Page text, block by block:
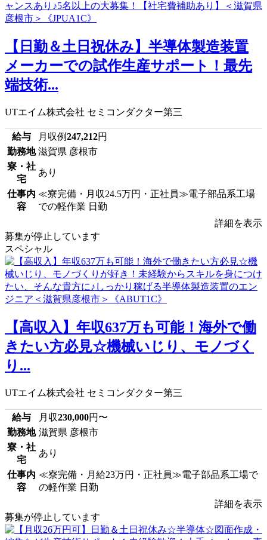
【日勤＆土日祝休み】半導体製造装置
メーカーでの試作生産サポート！最先
端技術...
UTエイム株式会社 セミコンダクター第三
給与 月収例247,212円
勤務地 滋賀県 彦根市
寮・社
宅
あり
仕事内
容
≪寮完備・月収24.5万円・正社員≫電子部品系工場
での軽作業 日勤
詳細を表示
募集が停止しています
スペシャル
【高収入】年収637万も可能！海外で働
きたい方必見☆機械いじり、モノづく
り...
UTエイム株式会社 セミコンダクター第三
給与 月収230,000円〜
勤務地 滋賀県 彦根市
寮・社
宅
あり
仕事内
容
≪寮完備・月給23万円・正社員≫電子部品系工場で
の軽作業 日勤
詳細を表示
募集が停止しています